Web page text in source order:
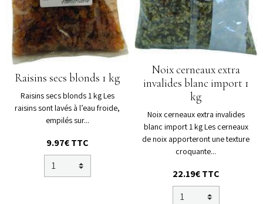
Raisins secs blonds 1 kg
Raisins secs blonds 1 kg Les
raisins sont lavés à l’eau froide,
empilés sur...
9.97€ TTC
Noix cerneaux extra
invalides blanc import 1
kg
Noix cerneaux extra invalides
blanc import 1 kg Les cerneaux
de noix apporteront une texture
croquante...
22.19€ TTC